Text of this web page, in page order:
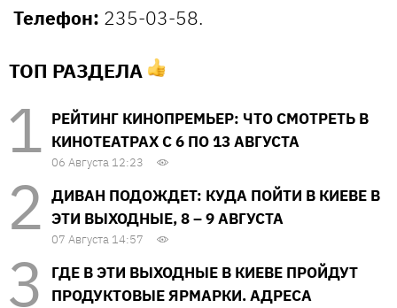
Телефон: 235-03-58.
ТОП РАЗДЕЛА
РЕЙТИНГ КИНОПРЕМЬЕР: ЧТО СМОТРЕТЬ В
КИНОТЕАТРАХ С 6 ПО 13 АВГУСТА
06 Августа 12:23
ДИВАН ПОДОЖДЕТ: КУДА ПОЙТИ В КИЕВЕ В
ЭТИ ВЫХОДНЫЕ, 8 – 9 АВГУСТА
07 Августа 14:57
ГДЕ В ЭТИ ВЫХОДНЫЕ В КИЕВЕ ПРОЙДУТ
ПРОДУКТОВЫЕ ЯРМАРКИ. АДРЕСА